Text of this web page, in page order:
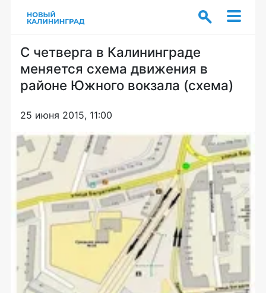
С четверга в Калининграде
меняется схема движения в
районе Южного вокзала (схема)
25 июня 2015, 11:00